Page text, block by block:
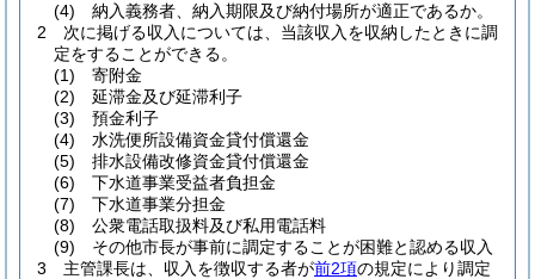
(4)
納入義務者、納入期限及び納付場所が適正であるか。
2
次に掲げる収入については、当該収入を収納したときに調
定をすることができる。
(1)
寄附金
(2)
延滞金及び延滞利子
(3)
預金利子
(4)
水洗便所設備資金貸付償還金
(5)
排水設備改修資金貸付償還金
(6)
下水道事業受益者負担金
(7)
下水道事業分担金
(8)
公衆電話取扱料及び私用電話料
(9)
その他市長が事前に調定することが困難と認める収入
3
主管課長は、収入を徴収する者が前2項の規定により調定